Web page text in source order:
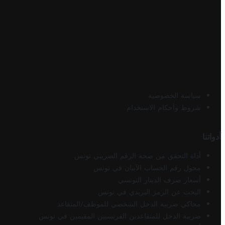
سياسة الخصوصية
شروط وأحكام الاستخدام
أدواتنا
أداة التحقق من صحة الرقم الضريبي تونس
محول رقم الحساب الآيبان في تونس
أسعار صرف الدينار التونسي
البحث عن الرمز البريدي في تونس
محاكي ضريبة الدخل الشخصي للموظف/المتقاعد
ضريبة الدخل للمتقاعدين الفرنسيين المقيمين في تونس